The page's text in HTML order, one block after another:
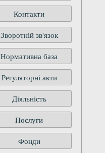
Контакти
Зворотній зв'язок
Нормативна база
Регуляторні акти
Діяльність
Послуги
Фонди